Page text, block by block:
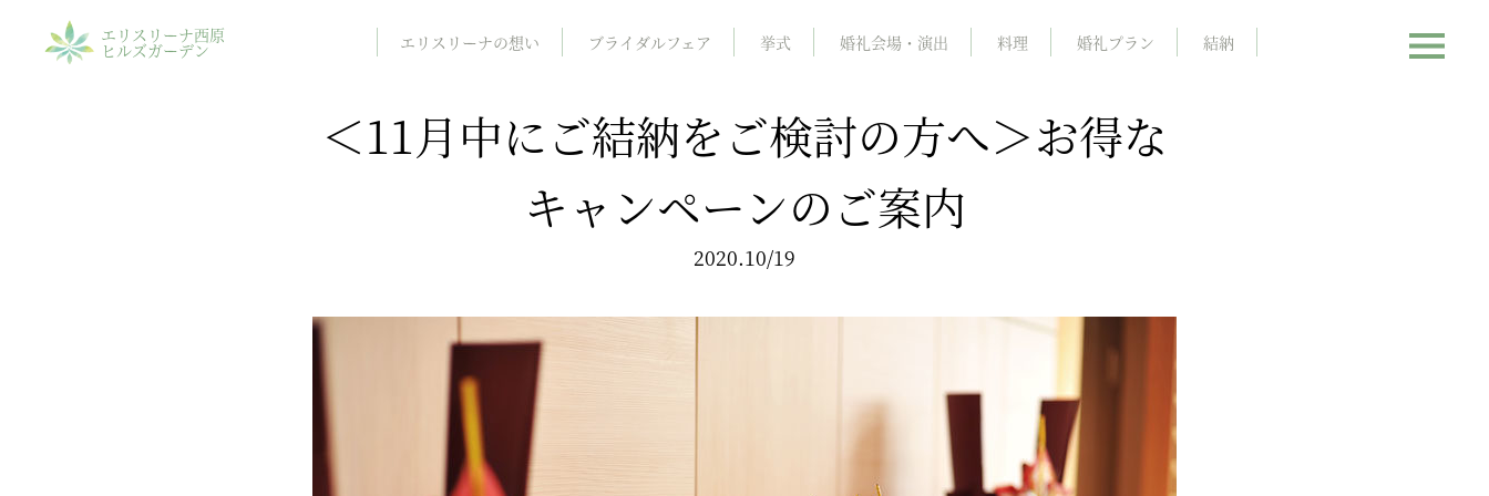
エリスリーナ西原
ヒルズガーデン エリスリーナの想い ブライダルフェア 挙式 婚礼会場・演出 料理 婚礼プラン 結納
＜11月中にご結納をご検討の方へ＞お得な
キャンペーンのご案内
2020.10/19